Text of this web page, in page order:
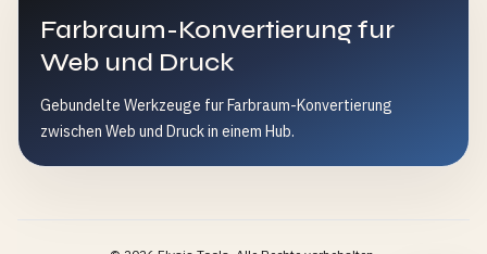
Farbraum-Konvertierung fur
Web und Druck
Gebundelte Werkzeuge fur Farbraum-Konvertierung
zwischen Web und Druck in einem Hub.